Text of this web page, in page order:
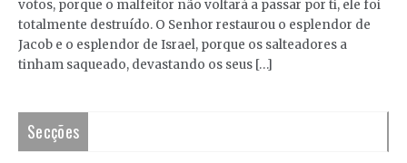
votos, porque o malfeitor não voltará a passar por ti, ele foi
totalmente destruído. O Senhor restaurou o esplendor de
Jacob e o esplendor de Israel, porque os salteadores a
tinham saqueado, devastando os seus […]
Secções